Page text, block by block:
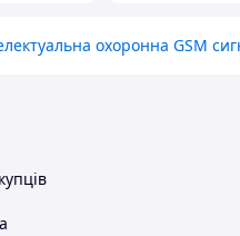
інформація
захищений від розтину
алгоритмом
охоронна GSM